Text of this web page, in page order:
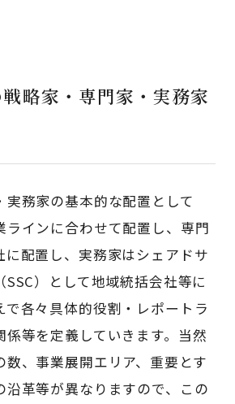
略家・専門家・実務家
実務家の基本的な配置として
ラインに合わせて配置し、専門
に配置し、実務家はシェアドサ
）として地域統括会社等に
で各々具体的役割・レポートラ
係等を定義していきます。当然
、事業展開エリア、重要とす
沿革等が異なりますので、この